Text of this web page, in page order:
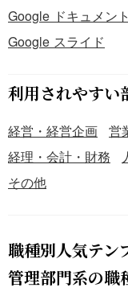
Google ドキュメント
Google スライド
利用されやすい
経営・経営企画 営
経理・会計・財務
その他
職種別人気テン
管理部門系の職